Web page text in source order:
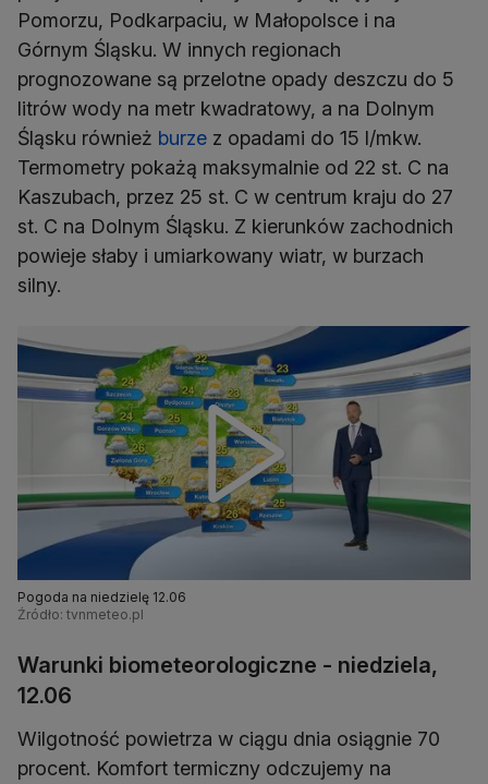
Pomorzu, Podkarpaciu, w Małopolsce i na
Górnym Śląsku. W innych regionach
prognozowane są przelotne opady deszczu do 5
litrów wody na metr kwadratowy, a na Dolnym
Śląsku również burze z opadami do 15 l/mkw.
Termometry pokażą maksymalnie od 22 st. C na
Kaszubach, przez 25 st. C w centrum kraju do 27
st. C na Dolnym Śląsku. Z kierunków zachodnich
powieje słaby i umiarkowany wiatr, w burzach
silny.
Pogoda na niedzielę 12.06
Źródło: tvnmeteo.pl
Warunki biometeorologiczne - niedziela,
12.06
Wilgotność powietrza w ciągu dnia osiągnie 70
procent. Komfort termiczny odczujemy na